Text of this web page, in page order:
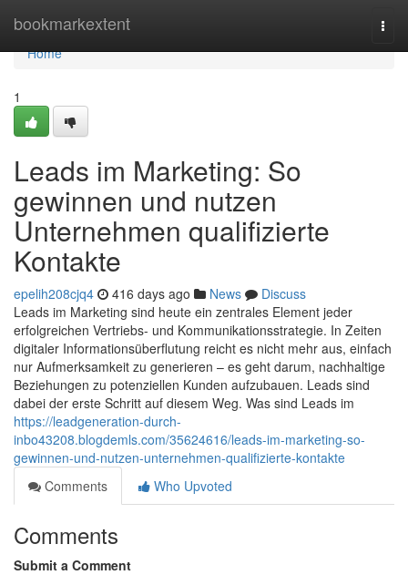
bookmarkextent
Home
Home
1
Leads im Marketing: So
gewinnen und nutzen
Unternehmen qualifizierte
Kontakte
epelih208cjq4 416 days ago News
Discuss
Leads im Marketing sind heute ein zentrales Element jeder
erfolgreichen Vertriebs- und Kommunikationsstrategie. In Zeiten
digitaler Informationsüberflutung reicht es nicht mehr aus, einfach
nur Aufmerksamkeit zu generieren – es geht darum, nachhaltige
Beziehungen zu potenziellen Kunden aufzubauen. Leads sind
dabei der erste Schritt auf diesem Weg. Was sind Leads im
https://leadgeneration-durch-
inbo43208.blogdemls.com/35624616/leads-im-marketing-so-
gewinnen-und-nutzen-unternehmen-qualifizierte-kontakte
Comments
Who Upvoted
Comments
Submit a Comment